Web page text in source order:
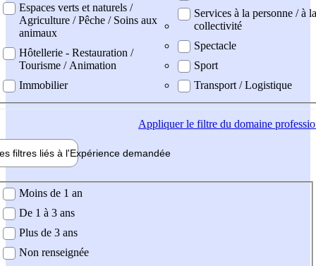
Espaces verts et naturels /
Agriculture / Pêche / Soins aux
animaux
Hôtellerie - Restauration /
Tourisme / Animation
Immobilier
Services à la personne / à la
collectivité
Spectacle
Sport
Transport / Logistique
Appliquerle filtre du domaine
filtres liés à l'Expérience demandée
demandée
Moins de 1 an
De 1 à 3 ans
Plus de 3 ans
Non renseignée